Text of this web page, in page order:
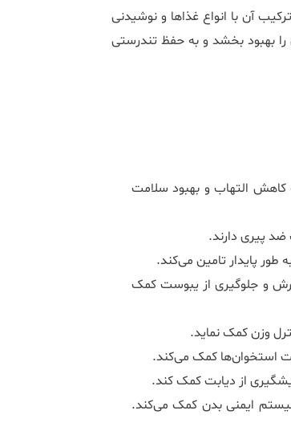
آن با انواع غذاها و نوشیدنی
بهبود بخشد و به حفظ تندرستی
چرب امگا ۳ است که به کاهش التهاب و بهبود سلامت
پیری دارند.
طور پایدار تامین می‌کند.
و جلوگیری از یبوست کمک
وزن کمک نماید.
استخوان‌ها کمک می‌کند.
از دیابت کمک کند.
ایمنی بدن کمک می‌کند.